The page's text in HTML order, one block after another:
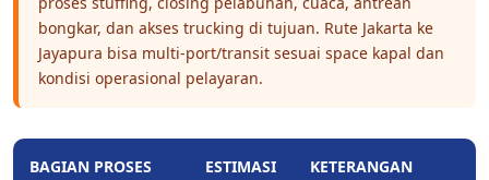
bongkar, dan akses trucking di tujuan. Rute Jakarta ke
Jayapura bisa multi-port/transit sesuai space kapal dan
kondisi operasional pelayaran.
BAGIAN PROSES ESTIMASI KETERANGAN